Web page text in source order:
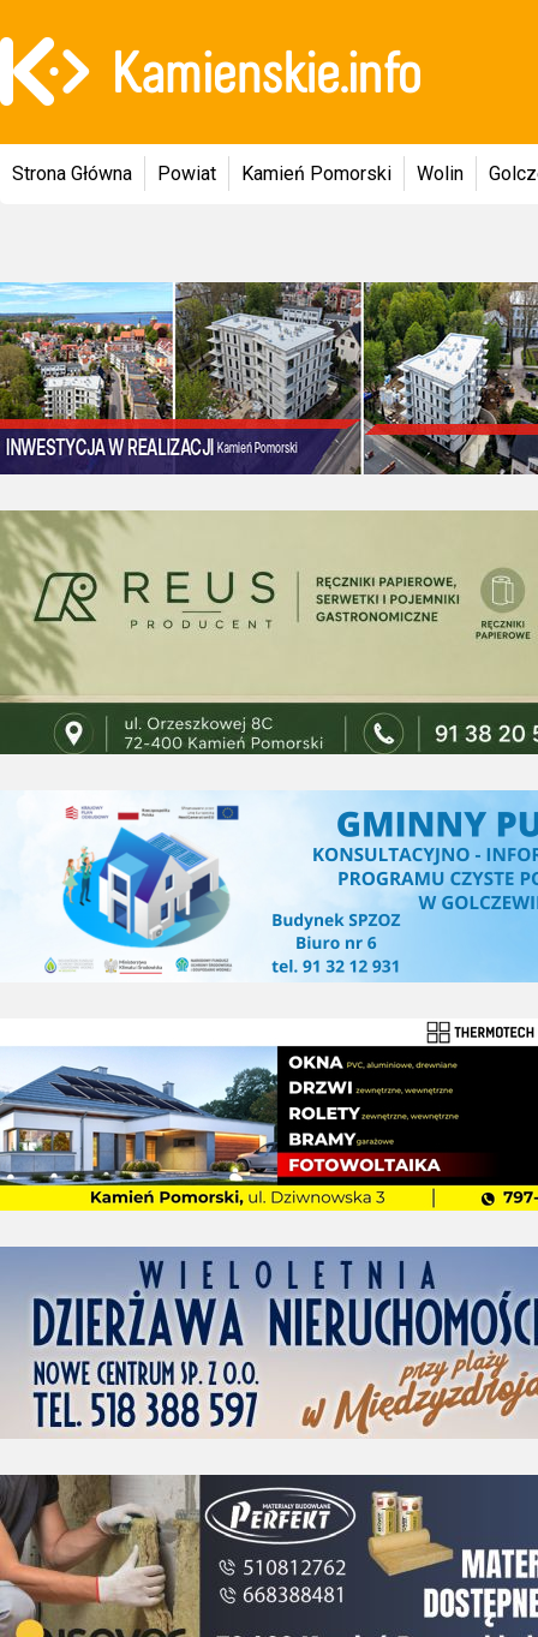
Strona Główna Powiat Kamień Pomorski Wolin